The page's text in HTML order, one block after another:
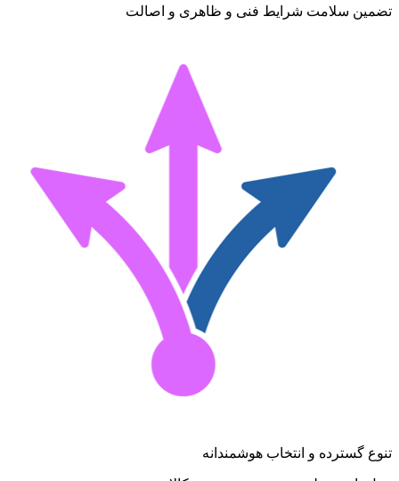
تضمین سلامت شرایط فنی و ظاهری و اصالت
تنوع گسترده و انتخاب هوشمندانه